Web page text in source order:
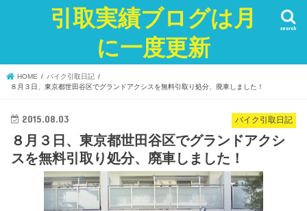
引取実績ブログは月
に一度更新
search
HOME
バイク引取日記
８月３日、東京都世田谷区でグランドアクシスを無料引取り処分、廃車しました！
バイク引取日記
2015.08.03
８月３日、東京都世田谷区でグランドアクシ
スを無料引取り処分、廃車しました！